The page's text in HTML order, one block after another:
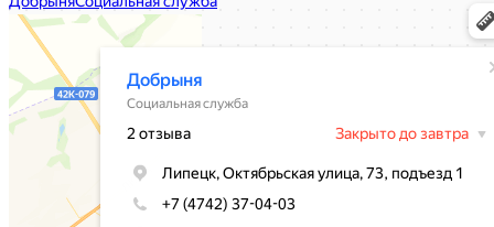
ребенка в Липецкой области
поздравила ребят с
Международным днем
защиты детей.
читать полностью